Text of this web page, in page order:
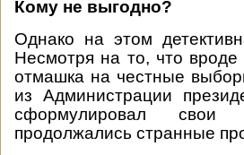
Кому не выгодно?
Однако на этом
Несмотря на то, что
отмашка на честные
из Администрации
сформулировал свои
продолжались странные